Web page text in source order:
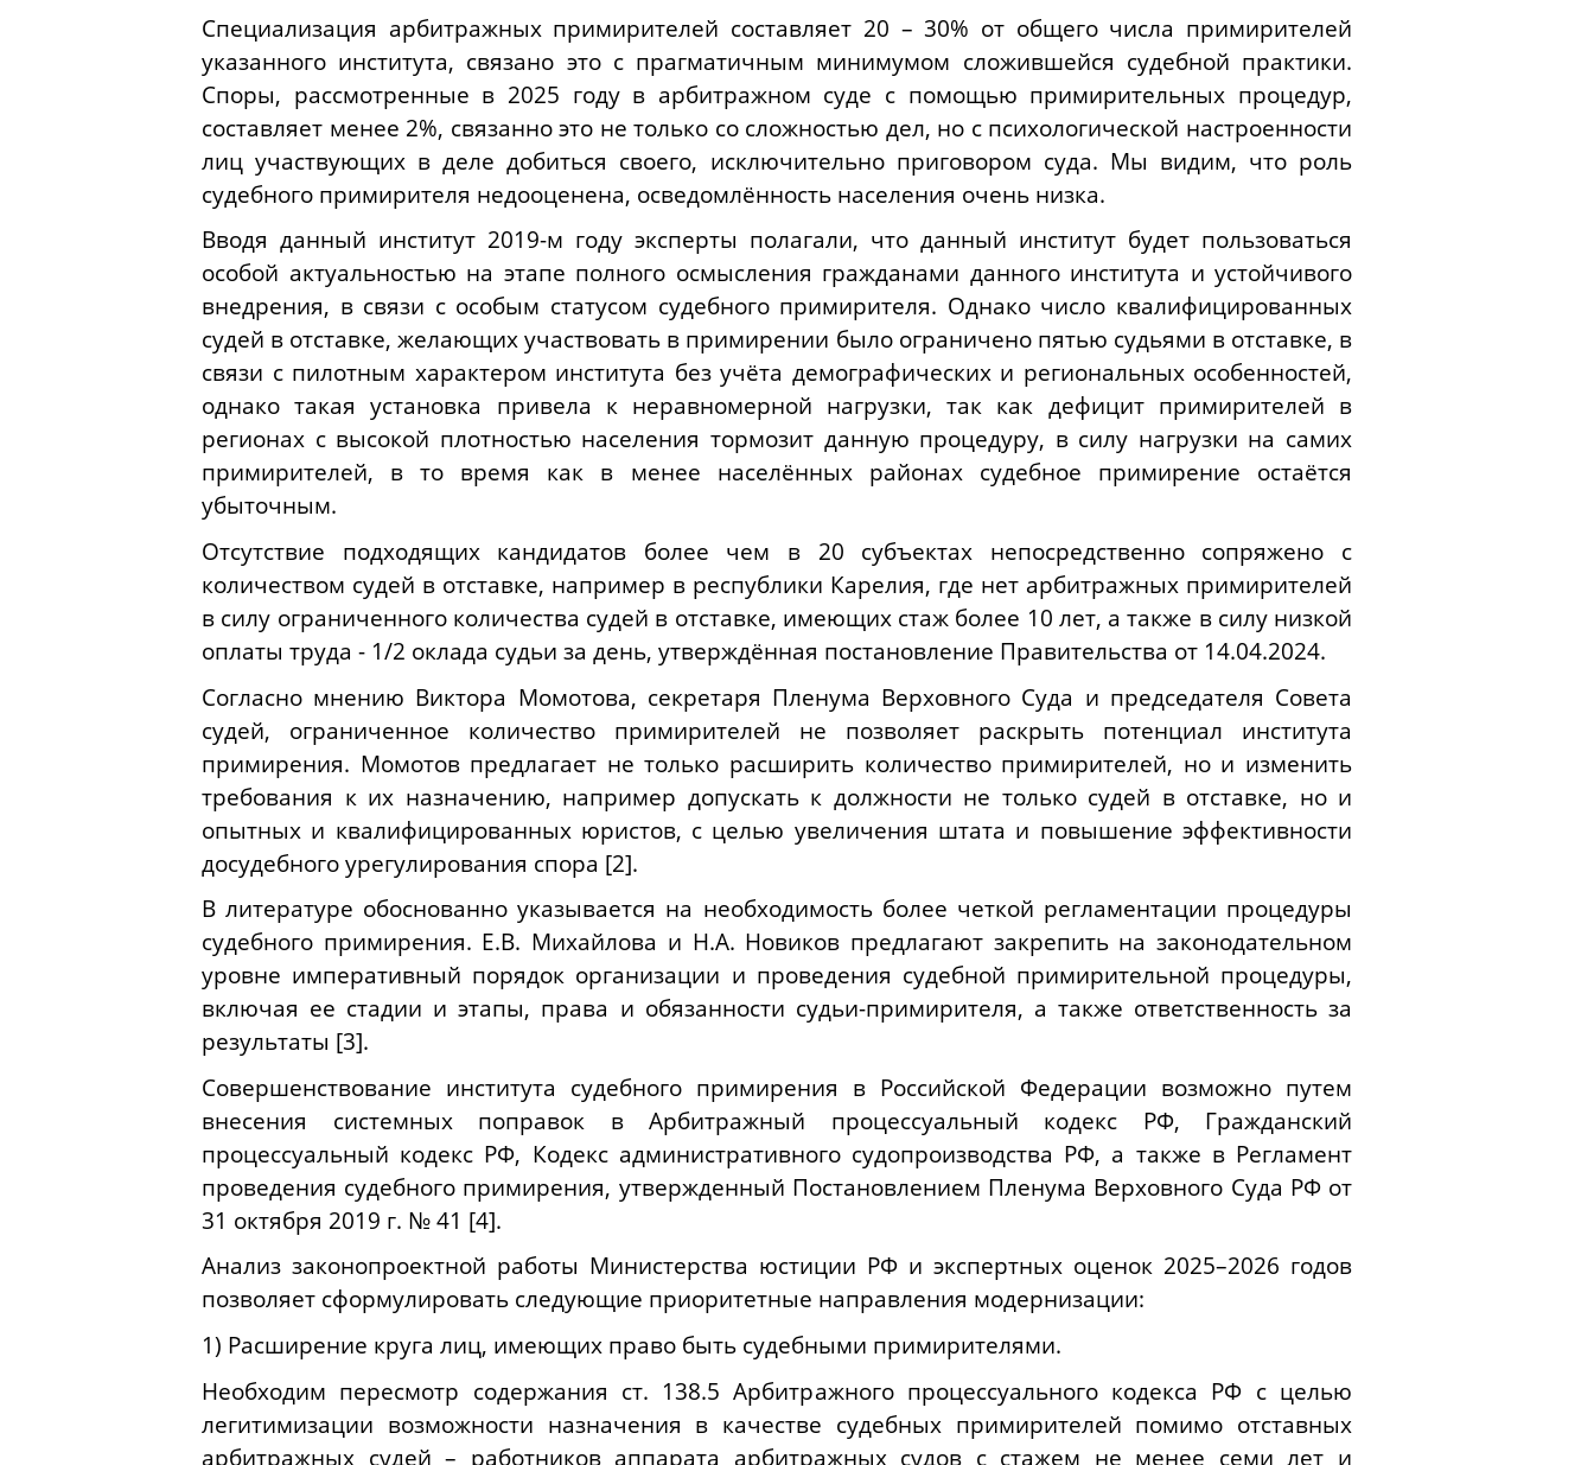
Специализация арбитражных примирителей составляет 20 – 30% от общего числа примирителей
указанного института, связано это с прагматичным минимумом сложившейся судебной практики.
Споры, рассмотренные в 2025 году в арбитражном суде с помощью примирительных процедур,
составляет менее 2%, связанно это не только со сложностью дел, но с психологической настроенности
лиц участвующих в деле добиться своего, исключительно приговором суда. Мы видим, что роль
судебного примирителя недооценена, осведомлённость населения очень низка.
Вводя данный институт 2019-м году эксперты полагали, что данный институт будет пользоваться
особой актуальностью на этапе полного осмысления гражданами данного института и устойчивого
внедрения, в связи с особым статусом судебного примирителя. Однако число квалифицированных
судей в отставке, желающих участвовать в примирении было ограничено пятью судьями в отставке, в
связи с пилотным характером института без учёта демографических и региональных особенностей,
однако такая установка привела к неравномерной нагрузки, так как дефицит примирителей в
регионах с высокой плотностью населения тормозит данную процедуру, в силу нагрузки на самих
примирителей, в то время как в менее населённых районах судебное примирение остаётся
убыточным.
Отсутствие подходящих кандидатов более чем в 20 субъектах непосредственно сопряжено с
количеством судей в отставке, например в республики Карелия, где нет арбитражных примирителей
в силу ограниченного количества судей в отставке, имеющих стаж более 10 лет, а также в силу низкой
оплаты труда - 1/2 оклада судьи за день, утверждённая постановление Правительства от 14.04.2024.
Согласно мнению Виктора Момотова, секретаря Пленума Верховного Суда и председателя Совета
судей, ограниченное количество примирителей не позволяет раскрыть потенциал института
примирения. Момотов предлагает не только расширить количество примирителей, но и изменить
требования к их назначению, например допускать к должности не только судей в отставке, но и
опытных и квалифицированных юристов, с целью увеличения штата и повышение эффективности
досудебного урегулирования спора [2].
В литературе обоснованно указывается на необходимость более четкой регламентации процедуры
судебного примирения. Е.В. Михайлова и Н.А. Новиков предлагают закрепить на законодательном
уровне императивный порядок организации и проведения судебной примирительной процедуры,
включая ее стадии и этапы, права и обязанности судьи-примирителя, а также ответственность за
результаты [3].
Совершенствование института судебного примирения в Российской Федерации возможно путем
внесения системных поправок в Арбитражный процессуальный кодекс РФ, Гражданский
процессуальный кодекс РФ, Кодекс административного судопроизводства РФ, а также в Регламент
проведения судебного примирения, утвержденный Постановлением Пленума Верховного Суда РФ от
31 октября 2019 г. № 41 [4].
Анализ законопроектной работы Министерства юстиции РФ и экспертных оценок 2025–2026 годов
позволяет сформулировать следующие приоритетные направления модернизации:
1) Расширение круга лиц, имеющих право быть судебными примирителями.
Необходим пересмотр содержания ст. 138.5 Арбитражного процессуального кодекса РФ с целью
легитимизации возможности назначения в качестве судебных примирителей помимо отставных
арбитражных судей – работников аппарата арбитражных судов с стажем не менее семи лет и